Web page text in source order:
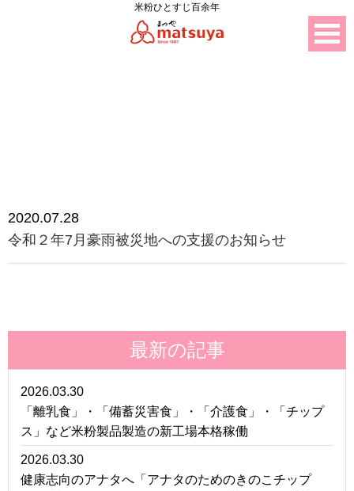
米粉ひとすじ百余年
2020.07.28
令和２年7月豪雨被災地への支援のお知らせ
最新の記事
2026.03.30
「離乳食」・「備蓄災害食」・「介護食」・「チップ
ス」など米粉製品製造の新工場本格稼働
2026.03.30
健康志向のアナタへ「アナタのためのきのこチップ